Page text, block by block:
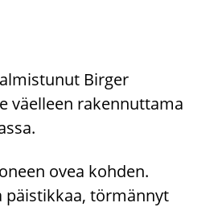
Birger
väelleen rakennuttama
ovea kohden.
päistikkaa, törmännyt